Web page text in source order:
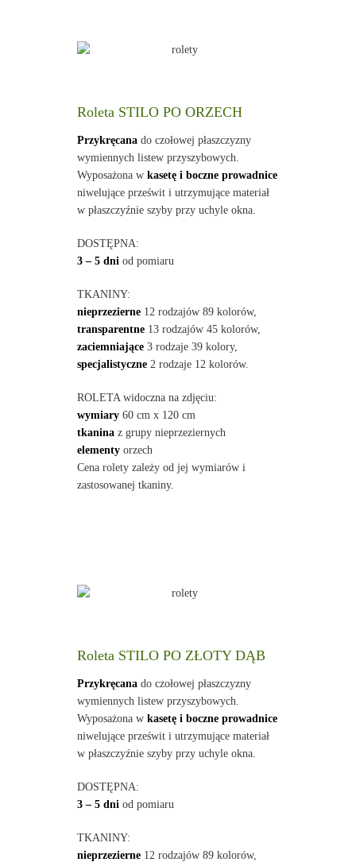
Roleta STILO PO ORZECH
Przykręcanado czołowej płaszczyzny
wymiennych listew przyszybowych.
Wyposażona w kasetę i boczne prowadnice
niwelujące prześwit i utrzymujące materiał
w płaszczyźnie szyby przy uchyle okna.
DOSTĘPNA:
3 – 5 dni od pomiaru
TKANINY:
nieprzezierne12 rodzajów 89 kolorów,
transparentne13 rodzajów 45 kolorów,
zaciemniające3 rodzaje 39 kolory,
specjalistyczne2 rodzaje 12 kolorów.
ROLETA widoczna na zdjęciu:
wymiary60 cm x 120 cm
tkaninaz grupy nieprzeziernych
elementyorzech
Cena rolety zależy od jej wymiarów i
zastosowanej tkaniny.
Roleta STILO PO ZŁOTY DĄB
Przykręcanado czołowej płaszczyzny
wymiennych listew przyszybowych.
Wyposażona w kasetę i boczne prowadnice
niwelujące prześwit i utrzymujące materiał
w płaszczyźnie szyby przy uchyle okna.
DOSTĘPNA:
3 – 5 dni od pomiaru
TKANINY:
nieprzezierne12 rodzajów 89 kolorów,